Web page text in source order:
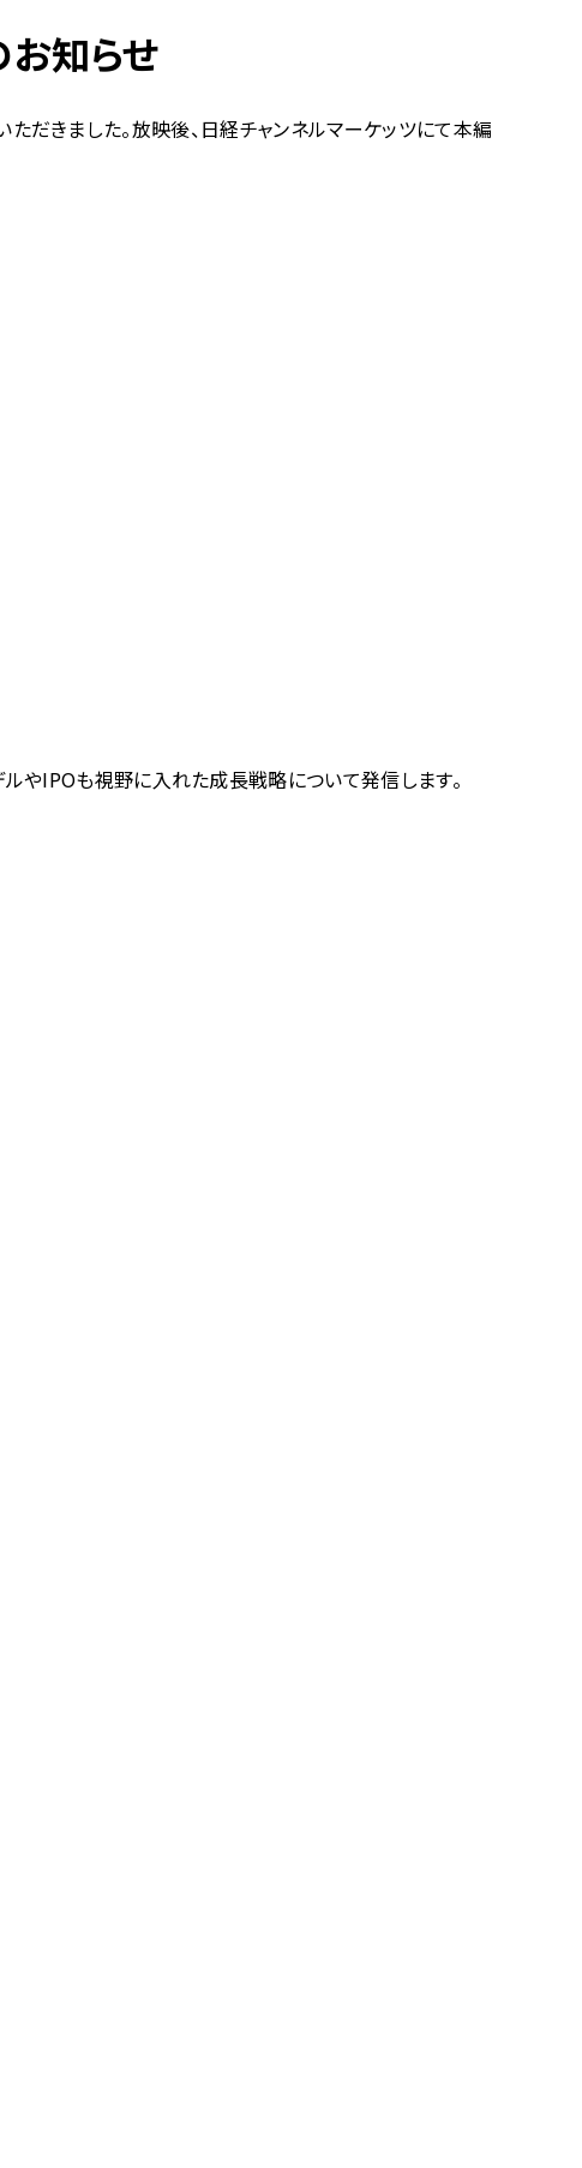
お知らせ
だきました。放映後、日経チャンネルマーケッツにて本編
やIPOも視野に入れた成長戦略について発信します。